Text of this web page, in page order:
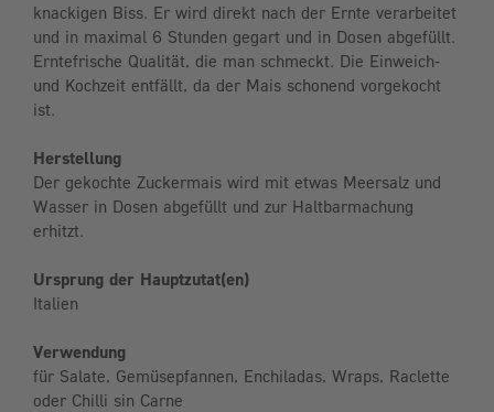
knackigen Biss. Er wird direkt nach der Ernte verarbeitet
und in maximal 6 Stunden gegart und in Dosen abgefüllt.
Erntefrische Qualität, die man schmeckt. Die Einweich-
und Kochzeit entfällt, da der Mais schonend vorgekocht
ist.
Herstellung
Der gekochte Zuckermais wird mit etwas Meersalz und
Wasser in Dosen abgefüllt und zur Haltbarmachung
erhitzt.
Ursprung der Hauptzutat(en)
Italien
Verwendung
für Salate, Gemüsepfannen, Enchiladas, Wraps, Raclette
oder Chilli sin Carne